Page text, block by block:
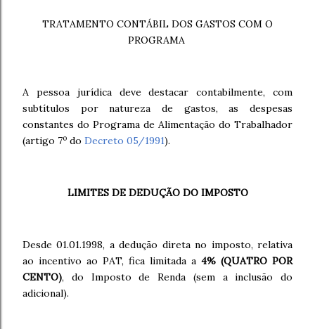
TRATAMENTO CONTÁBIL DOS GASTOS COM O
PROGRAMA
A
pessoa jurídica deve destacar contabilmente, com
subtítulos por natureza de gastos, as despesas
constantes do Programa de Alimentação do Trabalhador
(artigo 7o do Decreto 05/1991).
LIMITES DE DEDUÇÃO DO IMPOSTO
Desde 01.01.1998, a dedução direta no imposto, relativa
ao incentivo ao PAT, fica limitada a 4% (QUATRO POR
CENTO),
do Imposto de Renda (sem a inclusão do
adicional).